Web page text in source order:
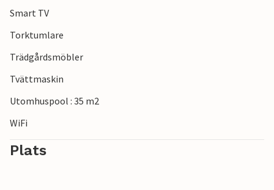
Smart TV
Torktumlare
Trädgårdsmöbler
Tvättmaskin
Utomhuspool : 35 m2
WiFi
Plats